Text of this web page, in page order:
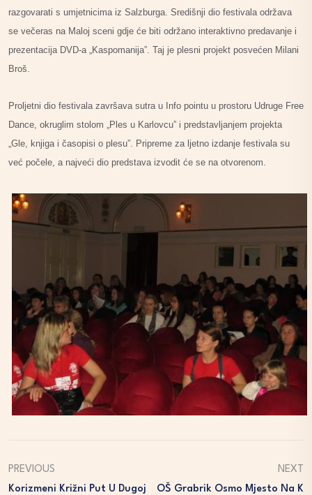
razgovarati s umjetnicima iz Salzburga. Središnji dio festivala održava
se večeras na Maloj sceni gdje će biti održano interaktivno predavanje i
prezentacija DVD-a „Kaspomanija”. Taj je plesni projekt posvećen Milani
Broš.
Proljetni dio festivala završava sutra u Info pointu u prostoru Udruge Free
Dance, okruglim stolom „Ples u Karlovcu” i predstavljanjem projekta
„Gle, knjiga i časopisi o plesu”. Pripreme za ljetno izdanje festivala su
već počele, a najveći dio predstava izvodit će se na otvorenom.
PREVIOUS
Korizmeni Križni Put U Dugoj
NEXT
OŠ Grabrik Osmo Mjesto Na K